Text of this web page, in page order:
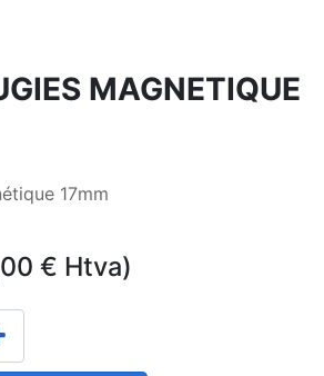
MAGNETIQUE
17mm
€ Htva)